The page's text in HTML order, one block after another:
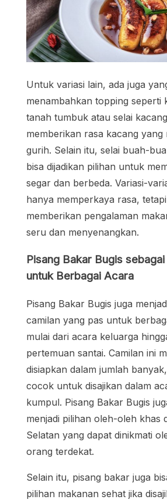
Untuk variasi lain, ada juga
menambahkan topping seperti
tanah tumbuk atau selai
memberikan rasa kacang yang
gurih. Selain itu, selai buah-
bisa dijadikan pilihan untuk
segar dan berbeda. Variasi-
hanya memperkaya rasa,
memberikan pengalaman
seru dan menyenangkan.
Pisang Bakar Bugis sebagai
untuk Berbagai Acara
Pisang Bakar Bugis juga
camilan yang pas untuk
mulai dari acara keluarga
pertemuan santai. Camilan ini
disiapkan dalam jumlah
cocok untuk disajikan dalam
kumpul. Pisang Bakar Bugis
menjadi pilihan oleh-oleh khas
Selatan yang dapat dinikmati
orang terdekat.
Selain itu, pisang bakar juga
pilihan makanan sehat jika